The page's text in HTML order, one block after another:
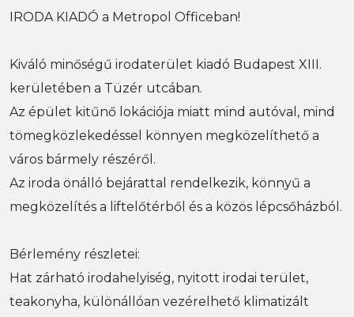
IRODA KIADÓ a Metropol Officeban!
Kiváló minőségű irodaterület kiadó Budapest XIII.
kerületében a Tüzér utcában.
Az épület kitűnő lokációja miatt mind autóval, mind
tömegközlekedéssel könnyen megközelíthető a
város bármely részéről.
Az iroda önálló bejárattal rendelkezik, könnyű a
megközelítés a liftelőtérből és a közös lépcsőházból.
Bérlemény részletei:
Hat zárható irodahelyiség, nyitott irodai terület,
teakonyha, különállóan vezérelhető klimatizált